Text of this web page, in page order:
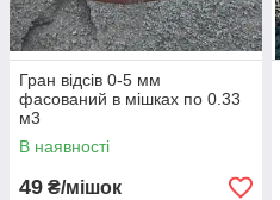
Гран відсів 0-5 мм
фасований в мішках по 0.33
м3
В наявності
49 ₴/мішок